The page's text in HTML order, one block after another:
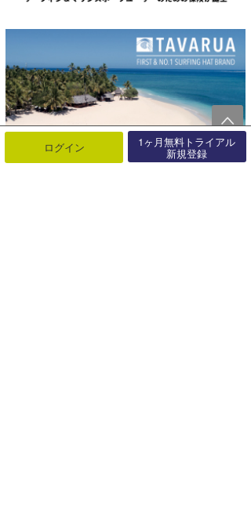
ログイン 1ヶ月無料トライアル
新規登録